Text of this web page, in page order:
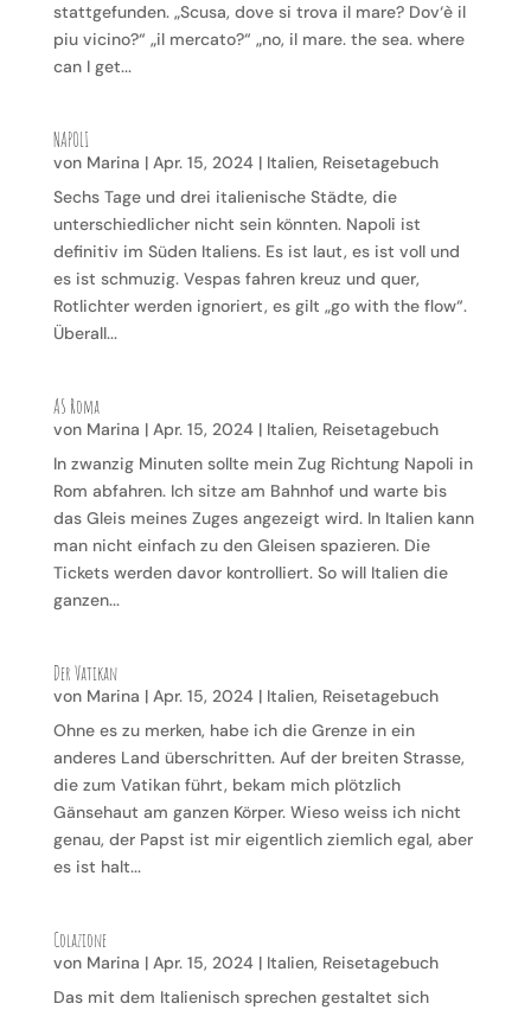
stattgefunden. „Scusa, dove si trova il mare? Dov‘è il
piu vicino?“ „il mercato?“ „no, il mare. the sea. where
can I get...
NAPOLI
von Marina | Apr. 15, 2024| Italien, Reisetagebuch
Sechs Tage und drei italienische Städte, die
unterschiedlicher nicht sein könnten. Napoli ist
definitiv im Süden Italiens. Es ist laut, es ist voll und
es ist schmuzig. Vespas fahren kreuz und quer,
Rotlichter werden ignoriert, es gilt „go with the flow“.
Überall...
AS Roma
von Marina | Apr. 15, 2024| Italien, Reisetagebuch
In zwanzig Minuten sollte mein Zug Richtung Napoli in
Rom abfahren. Ich sitze am Bahnhof und warte bis
das Gleis meines Zuges angezeigt wird. In Italien kann
man nicht einfach zu den Gleisen spazieren. Die
Tickets werden davor kontrolliert. So will Italien die
ganzen...
Der Vatikan
von Marina | Apr. 15, 2024| Italien, Reisetagebuch
Ohne es zu merken, habe ich die Grenze in ein
anderes Land überschritten. Auf der breiten Strasse,
die zum Vatikan führt, bekam mich plötzlich
Gänsehaut am ganzen Körper. Wieso weiss ich nicht
genau, der Papst ist mir eigentlich ziemlich egal, aber
es ist halt...
Colazione
von Marina | Apr. 15, 2024| Italien, Reisetagebuch
Das mit dem Italienisch sprechen gestaltet sich